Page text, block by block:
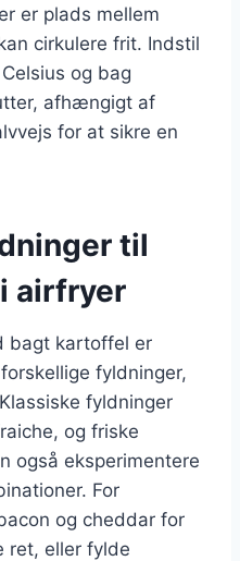
er plads mellem
cirkulere frit. Indstil
og bag
afhængigt af
for at sikre en
til
airfryer
bagt kartoffel er
fyldninger,
fyldninger
og friske
også eksperimentere
For
og cheddar for
ret, eller fylde